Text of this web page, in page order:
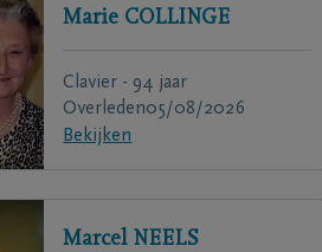
Marie COLLINGE
Clavier - 94 jaar
Overleden05/08/2026
Bekijken
Marcel NEELS